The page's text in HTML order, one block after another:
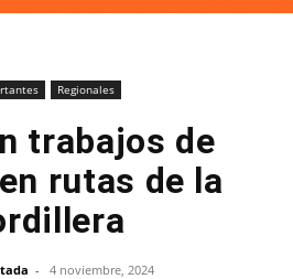
Regionales
trabajos de
rutas de la
- 4 noviembre, 2024